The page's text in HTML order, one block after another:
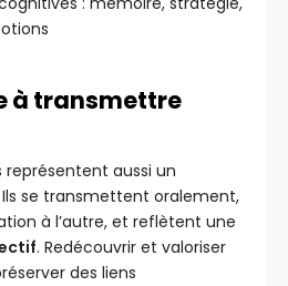
à transmettre
aussi un
Ils se transmettent oralement,
à l’autre, et reflètent une
. Redécouvrir et valoriser
des liens